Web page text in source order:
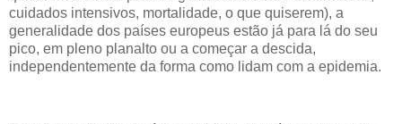
cuidados intensivos, mortalidade, o que quiserem), a
generalidade dos países europeus estão já para lá do seu
pico, em pleno planalto ou a começar a descida,
independentemente da forma como lidam com a epidemia.